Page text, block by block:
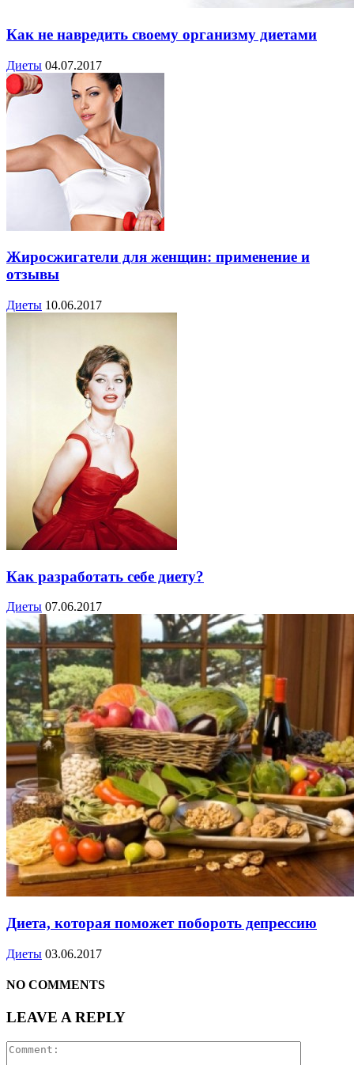
Как не навредить своему организму диетами
Диеты 04.07.2017
Жиросжигатели для женщин: применение и
отзывы
Диеты 10.06.2017
Как разработать себе диету?
Диеты 07.06.2017
Диета, которая поможет побороть депрессию
Диеты 03.06.2017
NO COMMENTS
LEAVE A REPLY